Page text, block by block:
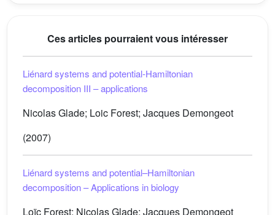
Ces articles pourraient vous intéresser
Liénard systems and potential-Hamiltonian
decomposition III – applications
Nicolas Glade; Loic Forest; Jacques Demongeot
(2007)
Liénard systems and potential–Hamiltonian
decomposition – Applications in biology
Loïc Forest; Nicolas Glade; Jacques Demongeot